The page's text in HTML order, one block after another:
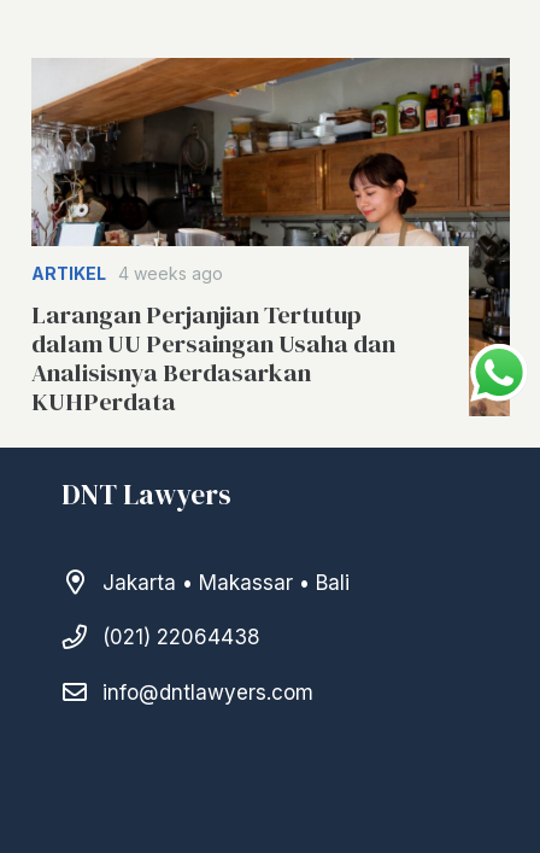
ARTIKEL 4 weeks ago
Larangan Perjanjian Tertutup
dalam UU Persaingan Usaha dan
Analisisnya Berdasarkan
KUHPerdata
DNT Lawyers
Jakarta • Makassar • Bali
(021) 22064438
info@dntlawyers.com